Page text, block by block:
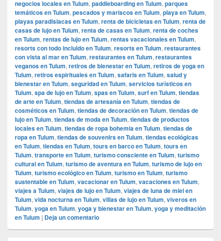
negocios locales en Tulum, paddleboarding en Tulum, parques
temáticos en Tulum, pescados y mariscos en Tulum, playa en Tulum,
playas paradisiacas en Tulum, renta de bicicletas en Tulum, renta de
casas de lujo en Tulum, renta de casas en Tulum, renta de coches
en Tulum, rentas de lujo en Tulum, rentas vacacionales en Tulum,
resorts con todo incluido en Tulum, resorts en Tulum, restaurantes
con vista al mar en Tulum, restaurantes en Tulum, restaurantes
veganos en Tulum, retiros de bienestar en Tulum, retiros de yoga en
Tulum, retiros espirituales en Tulum, safaris en Tulum, salud y
bienestar en Tulum, seguridad en Tulum, servicios turísticos en
Tulum, spa de lujo en Tulum, spas en Tulum, surf en Tulum, tiendas
de arte en Tulum, tiendas de artesanía en Tulum, tiendas de
cosméticos en Tulum, tiendas de decoración en Tulum, tiendas de
lujo en Tulum, tiendas de moda en Tulum, tiendas de productos
locales en Tulum, tiendas de ropa bohemia en Tulum, tiendas de
ropa en Tulum, tiendas de souvenirs en Tulum, tiendas ecológicas
en Tulum, tiendas en Tulum, tours en barco en Tulum, tours en
Tulum, transporte en Tulum, turismo consciente en Tulum, turismo
cultural en Tulum, turismo de aventura en Tulum, turismo de lujo en
Tulum, turismo ecológico en Tulum, turismo en Tulum, turismo
sustentable en Tulum, vacacionar en Tulum, vacaciones en Tulum,
viajes a Tulum, viajes de lujo en Tulum, viajes de luna de miel en
Tulum, vida nocturna en Tulum, villas de lujo en Tulum, viveros en
Tulum, yoga en Tulum, yoga y bienestar en Tulum, yoga y meditación
en Tulum | Deja un comentario